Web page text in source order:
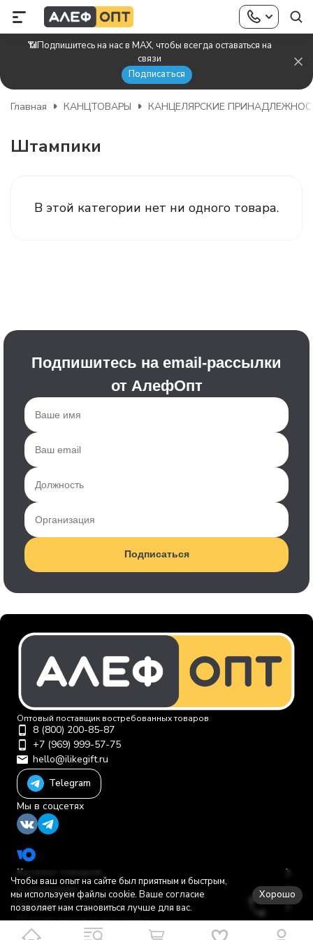
📶Подпишитесь на нас в MAX, чтобы всегда оставаться на
связи
Подписаться
Главная КАНЦТОВАРЫ КАНЦЕЛЯРСКИЕ
Штампики
В этой категории нет ни одного товара.
Подпишитесь на email-рассылки
от АлефОпт
Подписаться
Оптовый поставщик востребованных товаров
8 (800) 200-85-87
+7 (969) 999-57-75
hello@ilikegift.ru
Telegram
Мы в соцсетях
Каталог товаров
О компании
Помощь
Политика персональных данных
© 2012-2026 ООО "Первая торговая компания"
Чтобы ваш опыт на сайте был приятным и быстрым,
мы используем файлы cookie. Ваше согласие
позволяет нам становиться лучше для вас.
Хорошо